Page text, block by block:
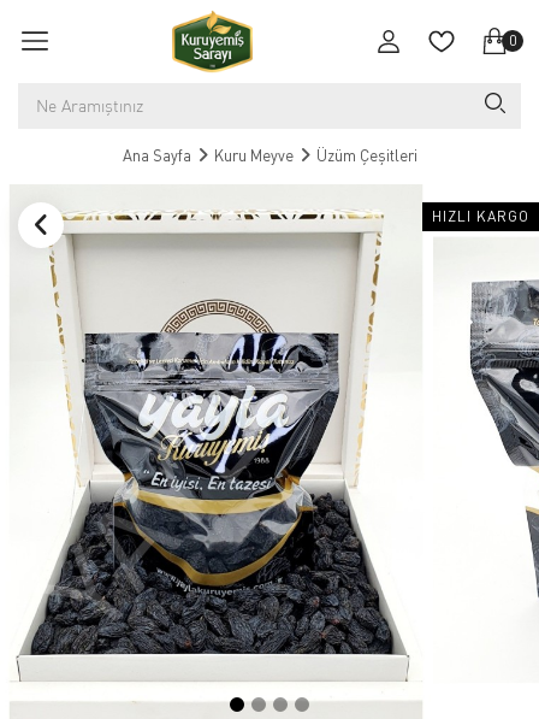
0
Ana Sayfa Kuru Meyve Üzüm Çeşitleri
HIZLI KARGO